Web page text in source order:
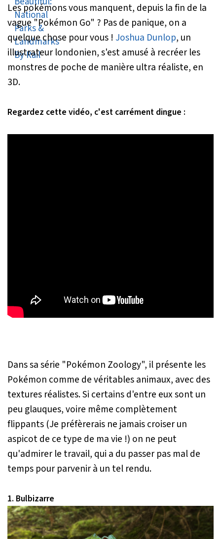
Les pokémons vous manquent, depuis la fin de la
vague "Pokémon Go" ? Pas de panique, on a
quelque chose pour vous ! Joshua Dunlop, un
illustrateur londonien, s'est amusé à recréer les
monstres de poche de manière ultra réaliste, en
3D.
Regardez cette vidéo, c'est carrément dingue :
Dans sa série "Pokémon Zoology", il présente les
Pokémon comme de véritables animaux, avec des
textures réalistes. Si certains d'entre eux sont un
peu glauques, voire même complètement
flippants (Je préfèrerais ne jamais croiser un
aspicot de ce type de ma vie !) on ne peut
qu'admirer le travail, qui a du passer pas mal de
temps pour parvenir à un tel rendu.
1. Bulbizarre